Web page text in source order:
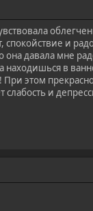
и
давала мне
в
этом
и